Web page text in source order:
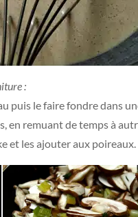
:
puis le faire fondre dans
remuant de temps à
et les ajouter aux